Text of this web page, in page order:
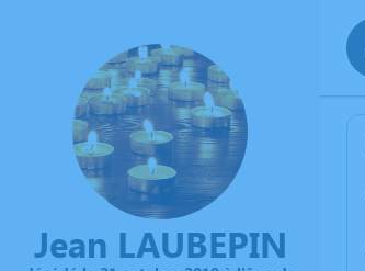
Jean LAUBEPIN